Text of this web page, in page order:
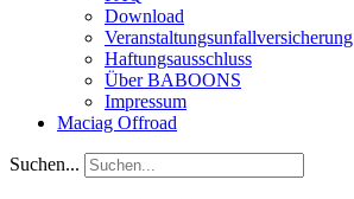
Download
Veranstaltungsunfallversicherung
Haftungsausschluss
Über BABOONS
Impressum
Maciag Offroad
Suchen...